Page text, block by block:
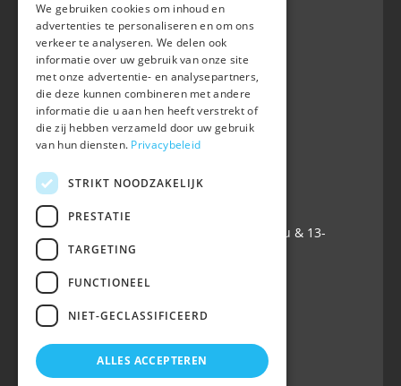
BWP
Waversebaan 99
B-3050 OUD-HEVERLEE
+32 (0) 16 47 99 80
+32 (0) 16 47 99 85
TVA BE 0410.346.424
IBAN BE40 7364 0368 4863
Ouvert tous les jours ouvrables: 9u-12u & 13-
16u
Suivez-nous sur
We gebruiken cookies om inhoud en
advertenties te personaliseren en om ons
verkeer te analyseren. We delen ook
informatie over uw gebruik van onze site
met onze advertentie- en analysepartners,
die deze kunnen combineren met andere
informatie die u aan hen heeft verstrekt of
die zij hebben verzameld door uw gebruik
van hun diensten. Privacybeleid
STRIKT NOODZAKELIJK
PRESTATIE
TARGETING
FUNCTIONEEL
NIET-GECLASSIFICEERD
ALLES ACCEPTEREN